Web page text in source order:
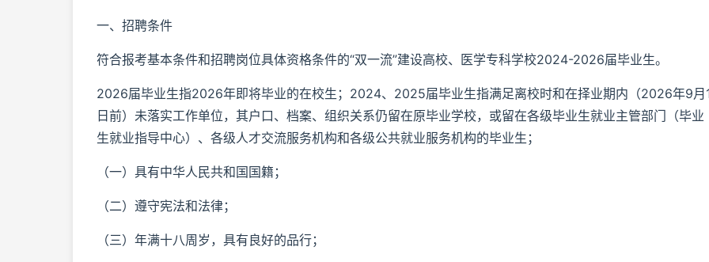
一、招聘条件
符合报考基本条件和招聘岗位具体资格条件的“双一流”建设高校、医学专科学校2024-2026届毕业生。
2026届毕业生指2026年即将毕业的在校生；2024、2025届毕业生指满足离校时和在择业期内（2026年9月
日前）未落实工作单位，其户口、档案、组织关系仍留在原毕业学校，或留在各级毕业生就业主管部门（毕业
生就业指导中心）、各级人才交流服务机构和各级公共就业服务机构的毕业生；
（一）具有中华人民共和国国籍；
（二）遵守宪法和法律；
（三）年满十八周岁，具有良好的品行；